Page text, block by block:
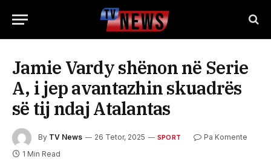
Jamie Vardy shënon në Serie
A, i jep avantazhin skuadrës
së tij ndaj Atalantas
By TV News 26 Tetor, 2025 SPORT
Pa Komente
1 Min Read